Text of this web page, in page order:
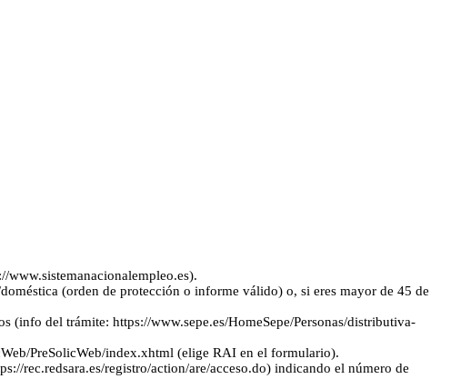
www.sistemanacionalempleo.es).
(orden de protección o informe válido) o, si eres mayor de 45 de
(info del trámite: https://www.sepe.es/HomeSepe/Personas/distributiva-
PreSolicWeb/index.xhtml (elige RAI en el formulario).
rec.redsara.es/registro/action/are/acceso.do) indicando el número de